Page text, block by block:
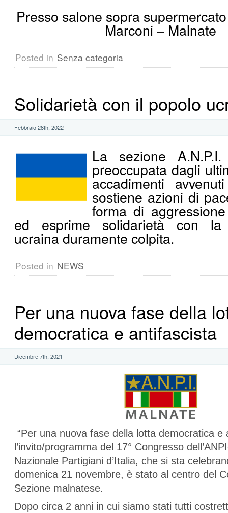
Presso salone sopra
Marconi – Malnate
Posted in Senza categoria
Solidarietà con il popolo
Febbraio 28th, 2022
La sezione
preoccupata dagli
accadimenti
sostiene azioni di
forma di
ed esprime solidarietà con la
ucraina duramente colpita.
Posted in NEWS
Per una nuova fase della
democratica e antifascista
Dicembre 7th, 2021
“Per una nuova fase della lotta democratica e
l’invito/programma del 17° Congresso
Nazionale Partigiani d’Italia, che si sta
domenica 21 novembre, è stato al centro del
Sezione malnatese.
Dopo circa 2 anni in cui siamo stati tutti